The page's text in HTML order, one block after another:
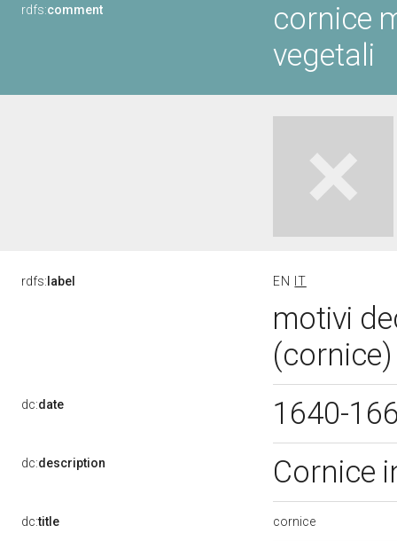
rdfs:comment
cornice
vegetali
rdfs: label EN IT
motivi
dc:date 1640-
dc:description Cornice
dc:title cornice